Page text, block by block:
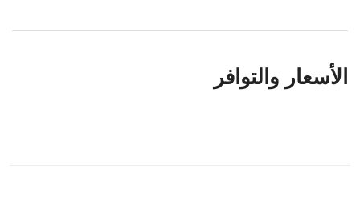
الأسعار والتوافر